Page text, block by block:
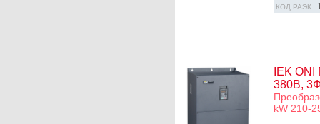
КОД РАЭК
IEK
380В,
kW 210-